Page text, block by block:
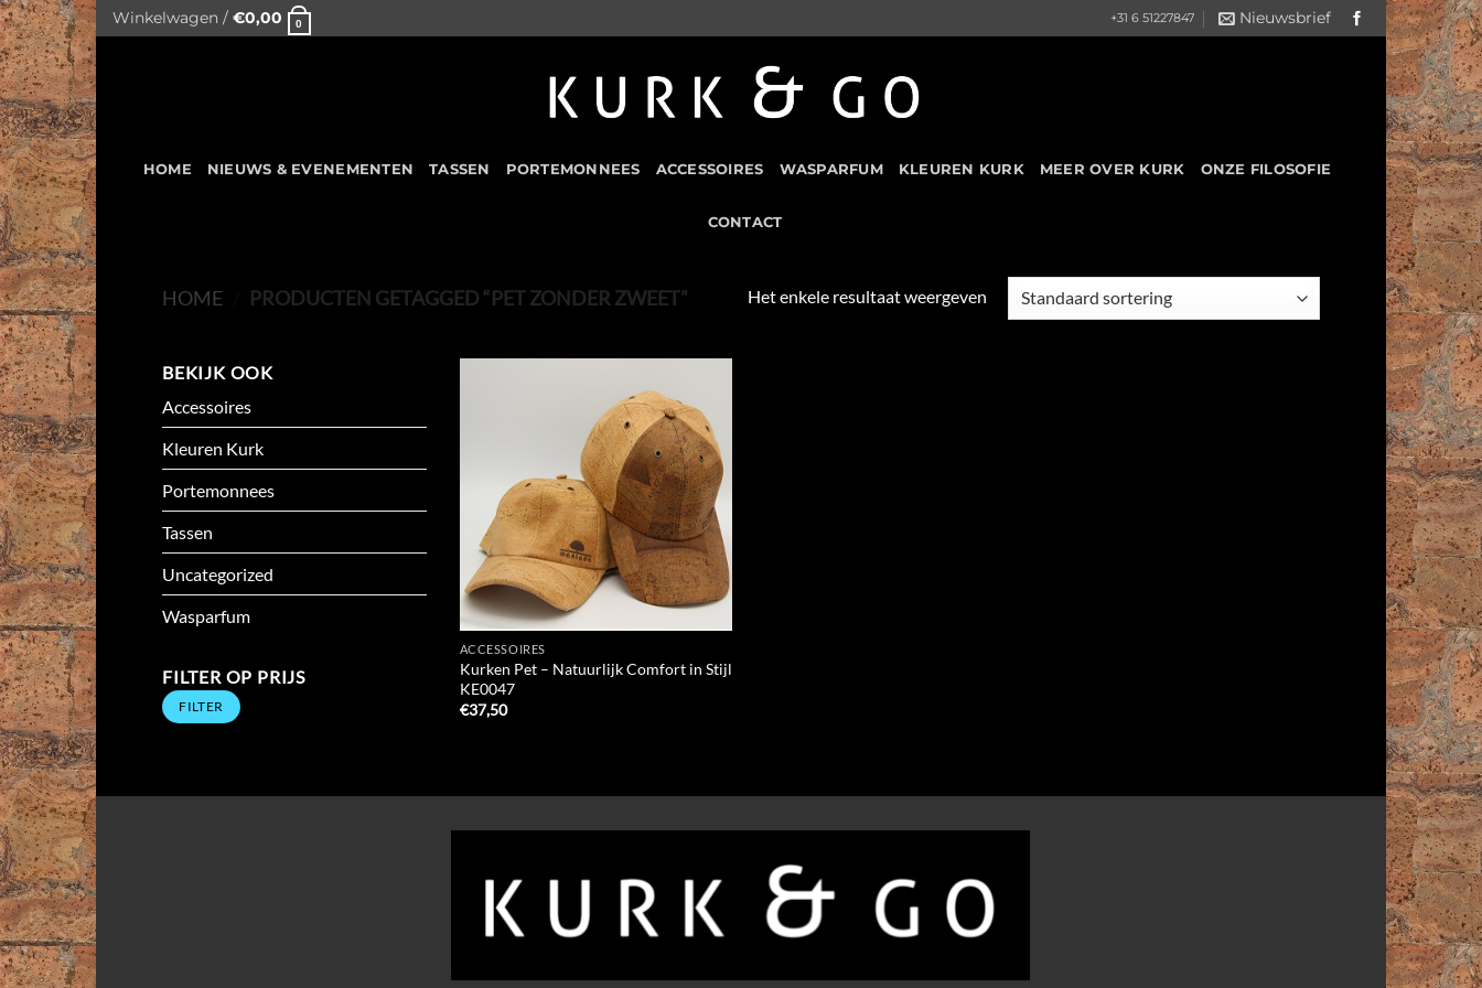
Skip
to
content
Winkelwagen / €0,00 0 +31 6 51227847 Nieuwsbrief
HOME NIEUWS & EVENEMENTEN TASSEN PORTEMONNEES ACCESSOIRES WASPARFUM KLEUREN KURK MEER OVER KURK ONZE FILOSOFIE
CONTACT
HOME PRODUCTEN GETAGGED “PET ZONDER ZWEET” Het enkele resultaat weergeven
BEKIJK OOK
Accessoires
Kleuren Kurk
Portemonnees
Tassen
Uncategorized
Wasparfum
FILTER OP PRIJS
Min.
prijs
Max.
prijsFILTER
Add to
Wishlist
ACCESSOIRES
Kurken Pet – Natuurlijk Comfort in Stijl
KE0047
€37,50